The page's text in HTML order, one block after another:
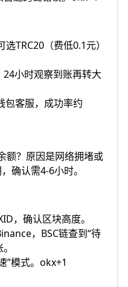
TRC20（费低0.1元）
小时观察到账再转大
包客服，成功率约
额？原因是网络拥堵或
确认需4-6小时。​
，确认区块高度。
，BSC链查到“待
”模式。okx+1